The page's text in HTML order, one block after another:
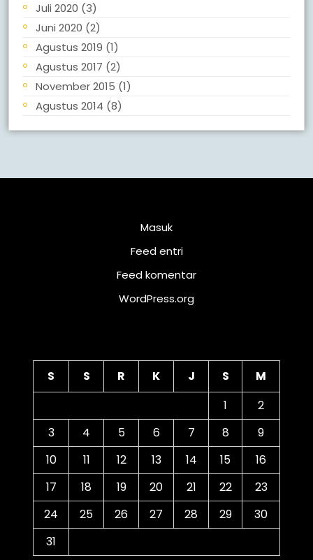
Juli 2020 (3)
Juni 2020 (2)
Agustus 2019 (1)
Agustus 2017 (2)
November 2015 (1)
Agustus 2014 (8)
Masuk
Feed entri
Feed komentar
WordPress.org
S S R K J S
M
1
2
3
4 5 6 7 8
9
10
11 12 13 14 15
16
17
18 19 20 21 22
23
24
25 26 27 28 29
30
31